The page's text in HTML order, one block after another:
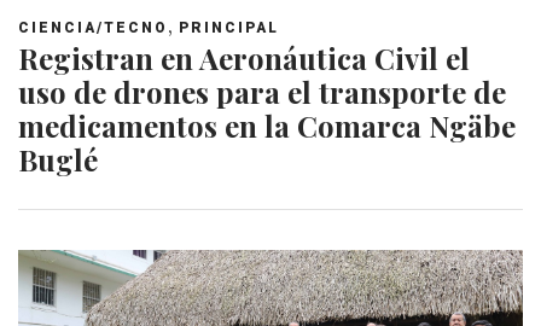
CIENCIA/TECNO , PRINCIPAL
Registran en Aeronáutica Civil el
uso de drones para el transporte de
medicamentos en la Comarca Ngäbe
Buglé